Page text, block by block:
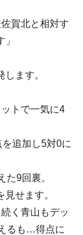
賀北と相対す
ます。
トで一気に4
追加し5対0に
た9回裏。
せます。
く青山もデッ
るも…得点に